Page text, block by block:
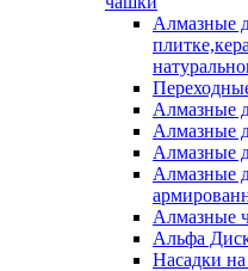
Алмазные
Алмазные
Алмазные
Алмазные
Алмазные
Алмазные
Альфа
Насадки на